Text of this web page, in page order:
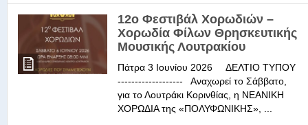
12ο Φεστιβάλ Χορωδιών –
Χορωδία Φίλων Θρησκευτικής
Μουσικής Λουτρακίου
Πάτρα 3 Ιουνίου 2026 ΔΕΛΤΙΟ ΤΥΠΟΥ
------------------- Αναχωρεί το Σάββατο,
για το Λουτράκι Κορινθίας, η ΝΕΑΝΙΚΗ
ΧΟΡΩΔΙΑ της «ΠΟΛΥΦΩΝΙΚΗΣ», ...